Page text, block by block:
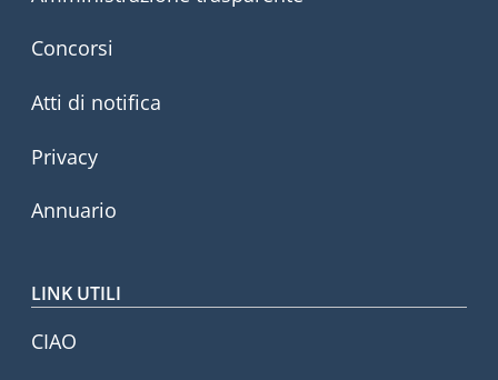
Concorsi
Atti di notifica
Privacy
Annuario
LINK UTILI
CIAO